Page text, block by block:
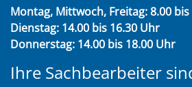
Montag, Mittwoch, Freitag: 8.00
Dienstag: 14.00 bis 16.30 Uhr
Donnerstag: 14.00 bis 18.00 Uhr
Ihre Sachbearbeiter